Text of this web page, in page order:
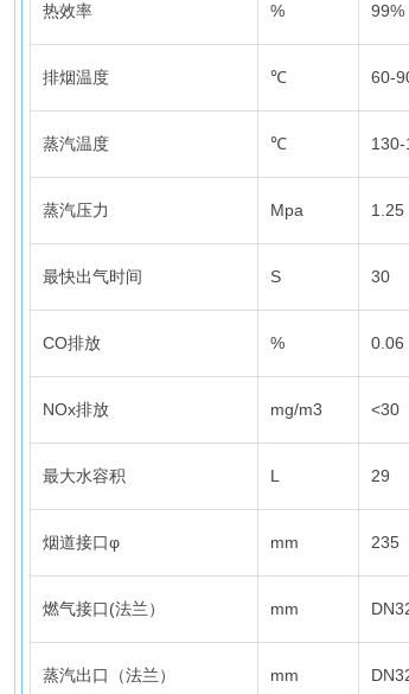
热效率 % 99%
排烟温度 ℃ 60-
蒸汽温度 ℃
蒸汽压力 Mpa 1.25
最快出气时间 S 30
CO排放 % 0.06
NOx排放 mg/m3 <30
最大水容积 L 29
烟道接口φ mm 235
燃气接口(法兰） mm
蒸汽出口（法兰） mm